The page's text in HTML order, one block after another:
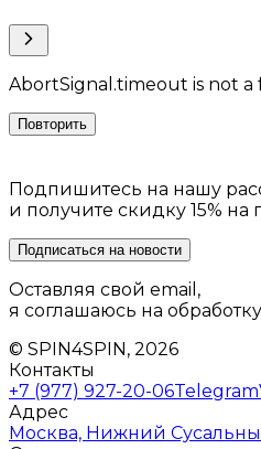
AbortSignal.timeout is not
Повторить
Подпишитесь на нашу
и получите скидку 15% на
Подписаться на новости
Оставляя свой email,
я соглашаюсь на
© SPIN4SPIN, 2026
Контакты
+7 (977) 927-20-06Telegram
Адрес
Москва, Нижний